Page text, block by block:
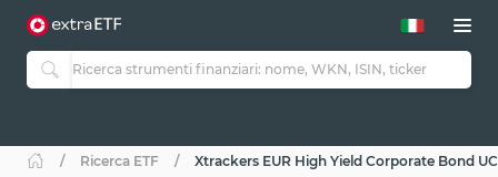
Ricerca ETF Xtrackers EUR High Yield Corporate Bond